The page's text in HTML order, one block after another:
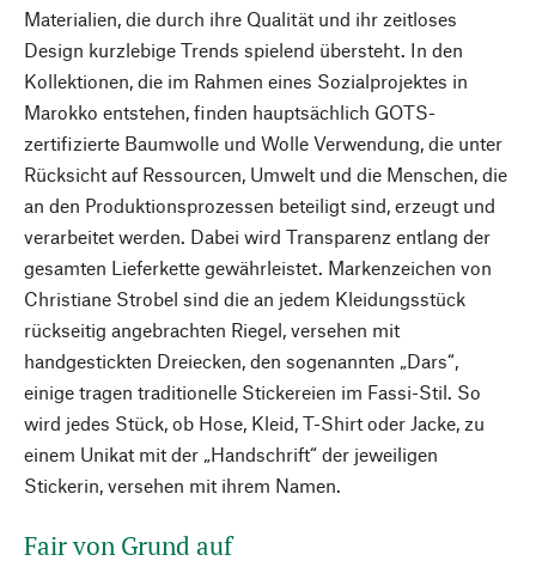
Materialien, die durch ihre Qualität und ihr zeitloses
Design kurzlebige Trends spielend übersteht. In den
Kollektionen, die im Rahmen eines Sozialprojektes in
Marokko entstehen, finden hauptsächlich GOTS-
zertifizierte Baumwolle und Wolle Verwendung, die unter
Rücksicht auf Ressourcen, Umwelt und die Menschen, die
an den Produktionsprozessen beteiligt sind, erzeugt und
verarbeitet werden. Dabei wird Transparenz entlang der
gesamten Lieferkette gewährleistet. Markenzeichen von
Christiane Strobel sind die an jedem Kleidungsstück
rückseitig angebrachten Riegel, versehen mit
handgestickten Dreiecken, den sogenannten „Dars“,
einige tragen traditionelle Stickereien im Fassi-Stil. So
wird jedes Stück, ob Hose, Kleid, T-Shirt oder Jacke, zu
einem Unikat mit der „Handschrift“ der jeweiligen
Stickerin, versehen mit ihrem Namen.
Fair von Grund auf